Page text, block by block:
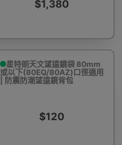
$1,380
星特朗天文望遠鏡袋 80mm
或以下(80EQ/80AZ)口徑適用
| 防震防潮望遠鏡背包
$120